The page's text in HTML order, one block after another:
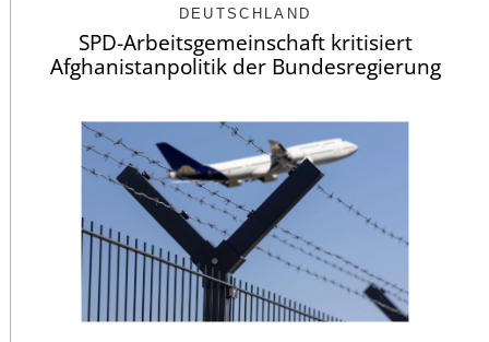
DEUTSCHLAND
SPD-Arbeitsgemeinschaft kritisiert
Afghanistanpolitik der Bundesregierung